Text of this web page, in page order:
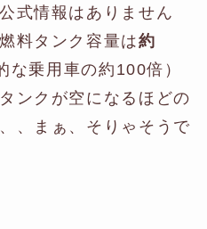
式情報はありません
料タンク容量は約
な乗用車の約100倍）
ンクが空になるほどの
、まぁ、そりゃそうで